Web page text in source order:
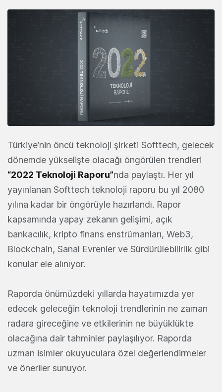
Türkiye’nin öncü teknoloji şirketi Softtech, gelecek
dönemde yükselişte olacağı öngörülen trendleri
“2022 Teknoloji Raporu”nda paylaştı. Her yıl
yayınlanan Softtech teknoloji raporu bu yıl 2080
yılına kadar bir öngörüyle hazırlandı. Rapor
kapsamında yapay zekanın gelişimi, açık
bankacılık, kripto finans enstrümanları, Web3,
Blockchain, Sanal Evrenler ve Sürdürülebilirlik gibi
konular ele alınıyor.
Raporda önümüzdeki yıllarda hayatımızda yer
edecek geleceğin teknoloji trendlerinin ne zaman
radara gireceğine ve etkilerinin ne büyüklükte
olacağına dair tahminler paylaşılıyor. Raporda
uzman isimler okuyuculara özel değerlendirmeler
ve öneriler sunuyor.